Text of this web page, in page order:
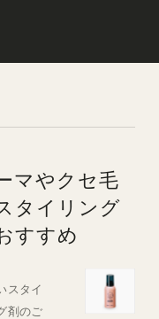
マやクセ毛
タイリング
すすめ
スタイ
剤のご